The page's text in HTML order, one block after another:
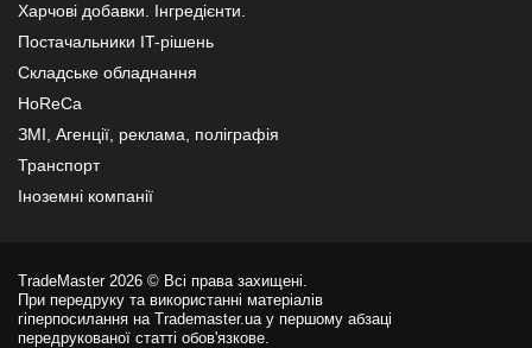
Харчові добавки. Інгредієнти.
Постачальники IT-рішень
Складське обладнання
HoReCa
ЗМІ, Агенції, реклама, поліграфія
Транспорт
Іноземні компанії
TradeMaster 2026 © Всі права захищені.
При передруку та використанні матеріалів
гіперпосилання на Trademaster.ua у першому абзаці
передрукованої статті обов'язкове.